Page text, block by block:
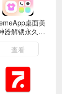
桌面美
器解锁永久会
员
查看